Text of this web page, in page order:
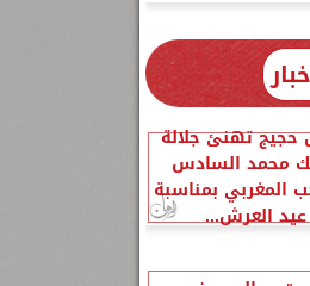
تهنئ جلالة
محمد السادس
المغربي بمناسبة
عيد العرش...